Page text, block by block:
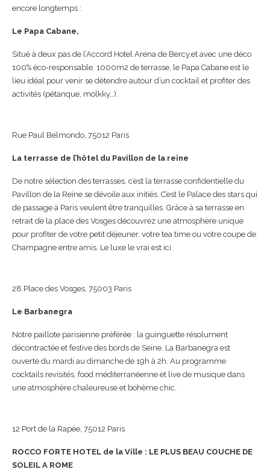
encore longtemps :
Le Papa Cabane,
Situé à deux pas de l’Accord Hotel Arena de Bercy,et avec une déco
100% éco-responsable, 1000m2 de terrasse, le Papa Cabane est le
lieu idéal pour venir se détendre autour d’un cocktail et profiter des
activités (pétanque, molkky…).
Rue Paul Belmondo, 75012 Paris
La terrasse de l’hôtel du Pavillon de la reine
De notre sélection des terrasses, c’est la terrasse confidentielle du
Pavillon de la Reine se dévoile aux initiés. C’est le Palace des stars qui
de passage à Paris veulent être tranquilles. Grâce à sa terrasse en
retrait de la place des Vosges découvrez une atmosphère unique
pour profiter de votre petit déjeuner, votre tea time ou votre coupe de
Champagne entre amis. Le luxe le vrai est ici.
28 Place des Vosges, 75003 Paris
Le Barbanegra
Notre paillote parisienne préférée : la guinguette résolument
décontractée et festive des bords de Seine. La Barbanegra est
ouverte du mardi au dimanche de 19h à 2h. Au programme
cocktails revisités, food méditerranéenne et live de musique dans
une atmosphère chaleureuse et bohème chic.
12 Port de la Rapée, 75012 Paris
ROCCO FORTE HOTEL de la Ville : LE PLUS BEAU COUCHE DE
SOLEIL A ROME